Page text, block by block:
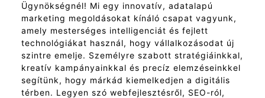
Ügynökségnél! Mi egy innovatív, adatalapú
marketing megoldásokat kínáló csapat vagyunk,
amely mesterséges intelligenciát és fejlett
technológiákat használ, hogy vállalkozásodat új
szintre emelje. Személyre szabott stratégiáinkkal,
kreatív kampányainkkal és precíz elemzéseinkkel
segítünk, hogy márkád kiemelkedjen a digitális
térben. Legyen szó webfejlesztésről, SEO-ról,